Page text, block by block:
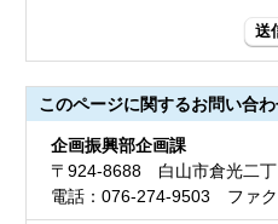
送
このページに関するお問い合
企画振興部企画課
〒924-8688 白山市倉光二
電話：076-274-9503 ファ